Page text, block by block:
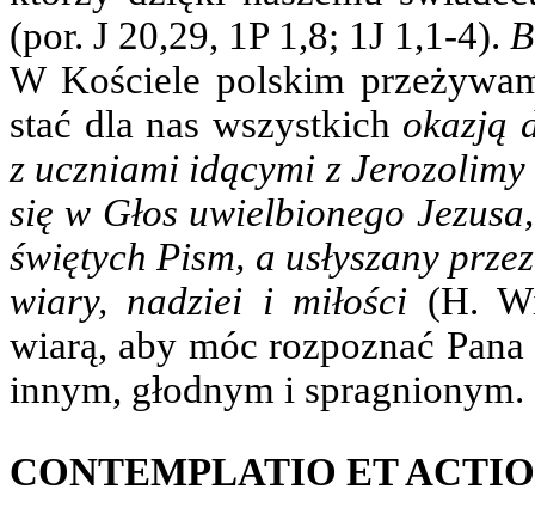
(por. J 20,29, 1P 1,8; 1J 1,1-4).
W Kościele polskim
stać dla nas wszystkich okazją
z uczniami idącymi z
się w Głos uwielbionego
świętych Pism, a usłyszany
wiary, nadziei i miłości (H.
wiarą, aby móc rozpoznać
innym, głodnym i spragnionym.
CONTEMPLATIO ET ACTIO